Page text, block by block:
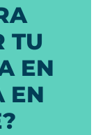
TU
EN
EN